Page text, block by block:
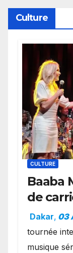
Culture
CULTURE
Baaba
de
royale.
Dakar, 03
tournée
musique